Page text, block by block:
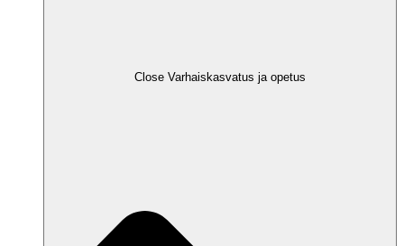
Close Varhaiskasvatus ja opetus